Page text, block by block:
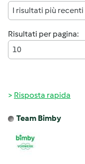
I risultati più recenti
Risultati per pagina:
10
Risposta rapida
Team Bimby